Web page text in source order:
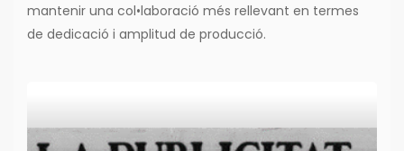
mantenir una col•laboració més rellevant en termes
de dedicació i amplitud de producció.